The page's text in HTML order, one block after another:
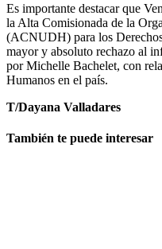
Es importante destacar que
la Alta Comisionada de la
(ACNUDH) para los
mayor y absoluto rechazo al
por Michelle Bachelet, con
Humanos en el país.
T/Dayana Valladares
También te puede interesar